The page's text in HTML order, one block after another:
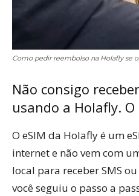
Como pedir reembolso na Holafly se
Não consigo
usando a Holafly. O
O eSIM da Holafly é um
internet e não vem com
local para receber SMS
você seguiu o passo a